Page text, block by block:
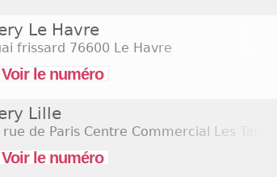
Le Havre
frissard 76600 Le Havre
le numéro
Lille
rue de Paris Centre Commercial Les
le numéro